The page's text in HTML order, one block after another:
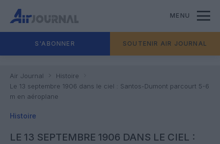
MENU
S'ABONNER SOUTENIR AIR JOURNAL
Air Journal
Histoire
Le 13 septembre 1906 dans le ciel : Santos-Dumont parcourt 5-6
m en aéroplane
Histoire
LE 13 SEPTEMBRE 1906 DANS LE CIEL :